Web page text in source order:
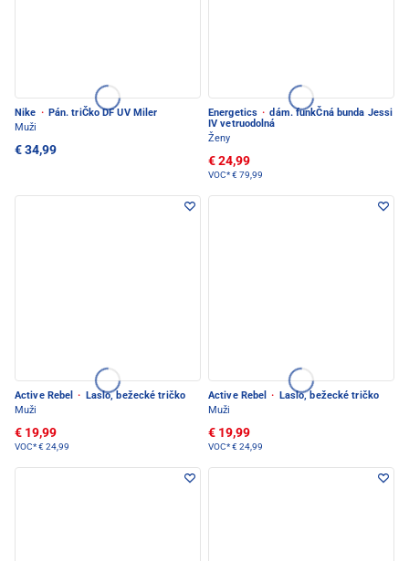
Nike · Pán. triČko DF UV Miler
Muži
€ 34,99
Energetics · dám. funkČná bunda Jessi
IV vetruodolná
Ženy
€ 24,99
VOC*€ 79,99
Active Rebel · Laslo, bežecké tričko
Muži
€ 19,99
VOC*€ 24,99
Active Rebel · Laslo, bežecké tričko
Muži
€ 19,99
VOC*€ 24,99